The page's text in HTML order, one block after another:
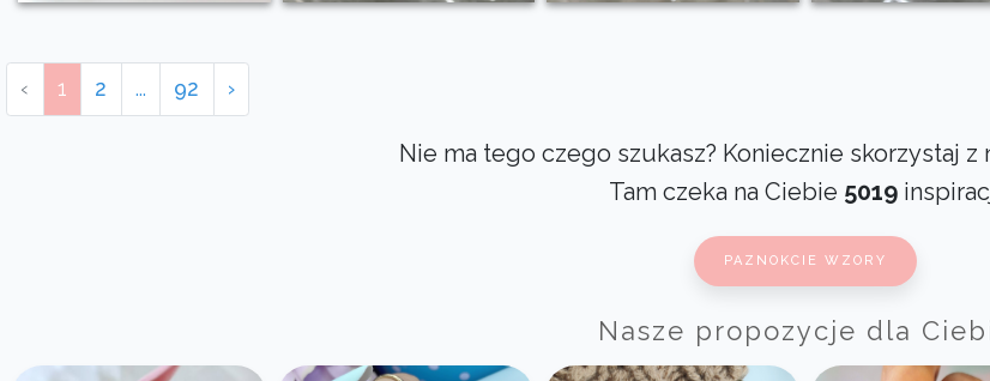
‹ 1 2 ... 92 ›
Nie ma tego czego szukasz? Koniecznie skorzystaj z
Tam czeka na Ciebie 5019
PAZNOKCIE WZORY
Nasze propozycje dla